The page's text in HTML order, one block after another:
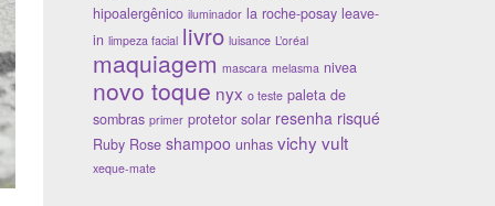
hipoalergênico iluminador la roche-posay leave-
in limpeza facial livro luisance L’oréal
maquiagem mascara melasma nivea
novo toque nyx o teste paleta de
sombras primer protetor solar resenha risqué
Ruby Rose shampoo unhas vichy vult
xeque-mate